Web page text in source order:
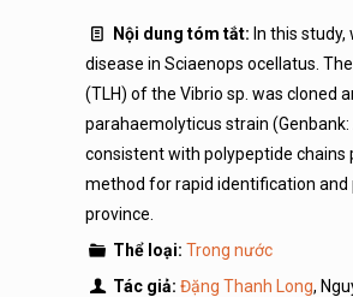
Nội dung tóm tắt: In this
disease in Sciaenops ocellatus.
(TLH) of the Vibrio sp. was cloned
parahaemolyticus strain
consistent with polypeptide chains
method for rapid identification
province.
Thể loại: Trong nước
Tác giả: Đặng Thanh Long,